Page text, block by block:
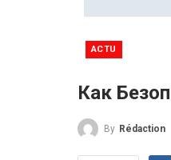
ACTU
Как
By Rédaction